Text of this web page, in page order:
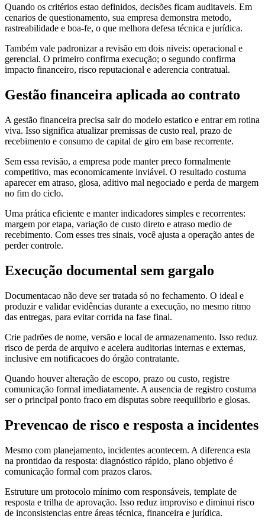
Quando os critérios estao definidos, decisões ficam auditaveis. Em
cenarios de questionamento, sua empresa demonstra metodo,
rastreabilidade e boa-fe, o que melhora defesa técnica e jurídica.
Também vale padronizar a revisão em dois niveis: operacional e
gerencial. O primeiro confirma execução; o segundo confirma
impacto financeiro, risco reputacional e aderencia contratual.
Gestão financeira aplicada ao contrato
A gestão financeira precisa sair do modelo estatico e entrar em rotina
viva. Isso significa atualizar premissas de custo real, prazo de
recebimento e consumo de capital de giro em base recorrente.
Sem essa revisão, a empresa pode manter preco formalmente
competitivo, mas economicamente inviável. O resultado costuma
aparecer em atraso, glosa, aditivo mal negociado e perda de margem
no fim do ciclo.
Uma prática eficiente e manter indicadores simples e recorrentes:
margem por etapa, variação de custo direto e atraso medio de
recebimento. Com esses tres sinais, você ajusta a operação antes de
perder controle.
Execução documental sem gargalo
Documentacao não deve ser tratada só no fechamento. O ideal e
produzir e validar evidências durante a execução, no mesmo ritmo
das entregas, para evitar corrida na fase final.
Crie padrões de nome, versão e local de armazenamento. Isso reduz
risco de perda de arquivo e acelera auditorias internas e externas,
inclusive em notificacoes do órgão contratante.
Quando houver alteração de escopo, prazo ou custo, registre
comunicação formal imediatamente. A ausencia de registro costuma
ser o principal ponto fraco em disputas sobre reequilibrio e glosas.
Prevencao de risco e resposta a incidentes
Mesmo com planejamento, incidentes acontecem. A diferenca esta
na prontidao da resposta: diagnóstico rápido, plano objetivo é
comunicação formal com prazos claros.
Estruture um protocolo mínimo com responsáveis, template de
resposta e trilha de aprovação. Isso reduz improviso e diminui risco
de inconsistencias entre áreas técnica, financeira e jurídica.